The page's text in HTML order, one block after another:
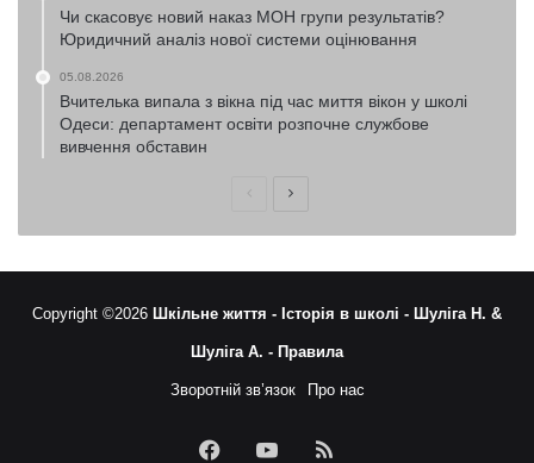
Чи скасовує новий наказ МОН групи результатів?
Юридичний аналіз нової системи оцінювання
05.08.2026
Вчителька випала з вікна під час миття вікон у школі
Одеси: департамент освіти розпочне службове
вивчення обставин
ПопередняНаступна
Copyright ©2026 Шкільне життя - Історія в школі - Шуліга Н. &
Шуліга А. - Правила
Зворотній зв’язок Про нас
FacebookYouTubeRSS